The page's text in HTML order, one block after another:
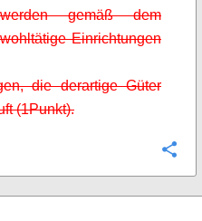
gemäß dem
Einrichtungen
die derartige Güter
(1Punkt).